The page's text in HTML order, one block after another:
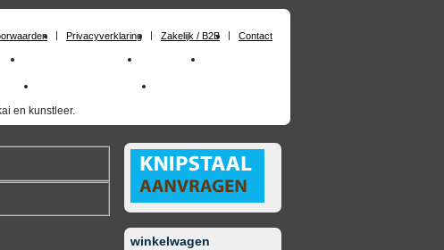
Privacyverklaring Zakelijk / B2B Contact
en kunstleer.
Schuimrubber op maat Materialen
skai_kunstleer outdoor
winkelwagen